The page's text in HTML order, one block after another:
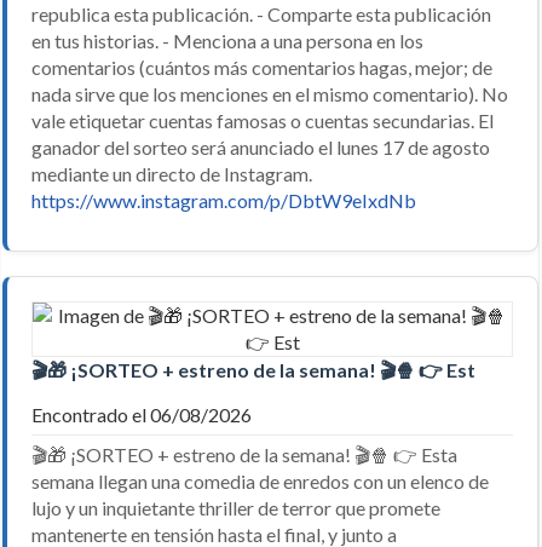
republica esta publicación. - Comparte esta publicación
en tus historias. - Menciona a una persona en los
comentarios (cuántos más comentarios hagas, mejor; de
nada sirve que los menciones en el mismo comentario). No
vale etiquetar cuentas famosas o cuentas secundarias. El
ganador del sorteo será anunciado el lunes 17 de agosto
mediante un directo de Instagram.
https://www.instagram.com/p/DbtW9eIxdNb
🎬🎁 ¡SORTEO + estreno de la semana! 🎬🍿 👉 Est
Encontrado el 06/08/2026
🎬🎁 ¡SORTEO + estreno de la semana! 🎬🍿 👉 Esta
semana llegan una comedia de enredos con un elenco de
lujo y un inquietante thriller de terror que promete
mantenerte en tensión hasta el final, y junto a